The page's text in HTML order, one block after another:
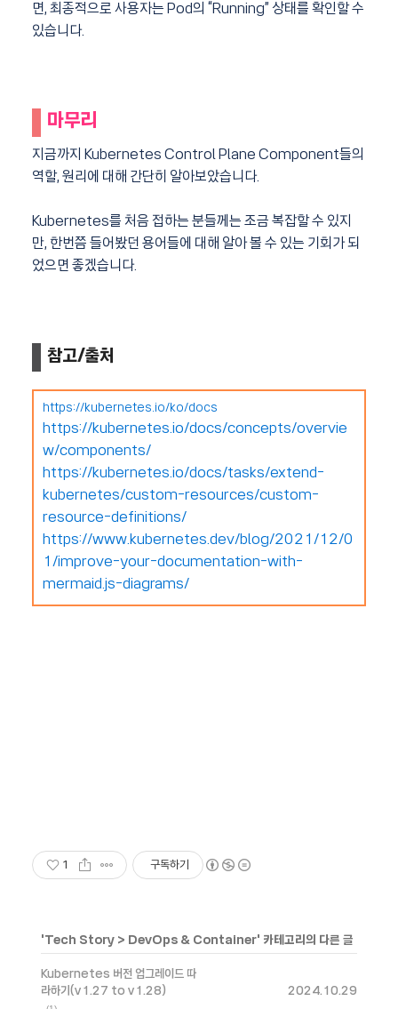
면, 최종적으로 사용자는 Pod의 “Running” 상태를 확인할 수
있습니다.
마무리
지금까지 Kubernetes Control Plane Component들의
역할, 원리에 대해 간단히 알아보았습니다.
Kubernetes를 처음 접하는 분들께는 조금 복잡할 수 있지
만, 한번쯤 들어봤던 용어들에 대해 알아 볼 수 있는 기회가 되
었으면 좋겠습니다.
참고/출처
https://kubernetes.io/ko/docs
https://kubernetes.io/docs/concepts/overvie
w/components/
https://kubernetes.io/docs/tasks/extend-
kubernetes/custom-resources/custom-
resource-definitions/
https://www.kubernetes.dev/blog/2021/12/0
1/improve-your-documentation-with-
mermaid.js-diagrams/
1 구독하기
'Tech Story > DevOps & Container' 카테고리의 다른 글
Kubernetes 버전 업그레이드 따
라하기(v1.27 to v1.28)
2024.10.29